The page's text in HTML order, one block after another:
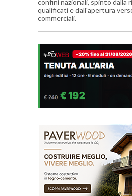
qualificati e dall'apertura
commerciali.